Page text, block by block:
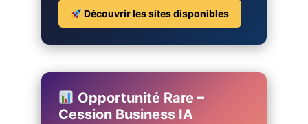
Découvrir les sites disponibles
Opportunité Rare –
Cession Business IA